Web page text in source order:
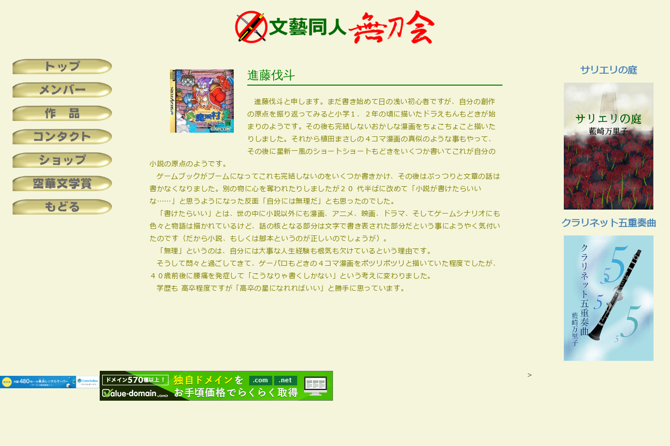
トップ
メンバー
作 品
コンタクト
ショップ
空華文学賞
もどる
進藤伐斗
進藤伐斗と申します。まだ書き始めて日の浅い初心者ですが、自分の創作
の原点を振り返ってみると小学１．２年の頃に描いたドラえもんもどきが始
まりのようです。その後も完結しないおかしな漫画をちょこちょこと描いた
りしました。それから植田まさしの４コマ漫画の真似のような事もやって、
その後に星新一風のショートショートもどきをいくつか書いてこれが自分の
小説の原点のようです。
ゲームブックがブームになってこれも完結しないのをいくつか書きかけ、その後はぷっつりと文章の話は
書かなくなりました。別の物に心を奪われたりしましたが２０ 代半ばに改めて「小説が書けたらいい
な……」と思うようになった反面「自分には無理だ」とも思ったのでした。
「書けたらいい」とは、世の中に小説以外にも漫画、アニメ、映画、ドラマ、そしてゲームシナリオにも
色々と物語は描かれているけど、話の核となる部分は文字で書き表された部分だという事にようやく気付い
たのです（だから小説、もしくは脚本というのが正しいのでしょうが）。
「無理」というのは、自分には大事な人生経験も根気も欠けているという理由です。
そうして悶々と過ごしてきて、ゲーパロもどきの４コマ漫画をポツリポツリと描いていた程度でしたが、
４０歳前後に腰痛を発症して「こうなりゃ書くしかない」という考えに変わりました。
学歴も 高卒程度ですが「高卒の星になれればいい」と勝手に思っています。
>
サリエリの庭
クラリネット五重奏曲